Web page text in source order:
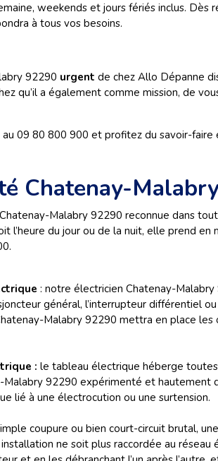
weekends et jours fériés inclus.
à tous vos besoins.
92290 urgent de chez Allo Dépanne
qu’il a également comme mission, de
09 80 800 900 et profitez du savoir-faire
Chatenay-
Malabry 92290 reconnue dans
l’heure du jour ou de la nuit, elle prend en
: notre électricien Chatenay-Malabry
général, l’interrupteur différentiel
Malabry 92290 mettra en place
: le tableau électrique héberge
Malabry 92290 expérimenté et
lié à une électrocution ou une surtension.
coupure ou bien court-circuit brutal,
ne soit plus raccordée au